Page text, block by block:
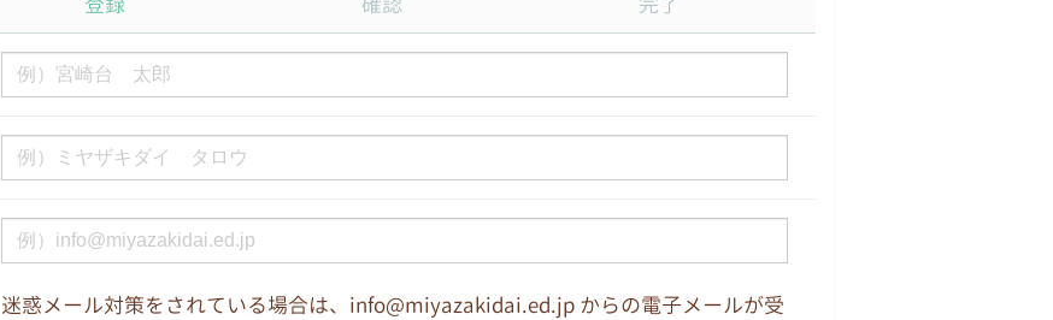
迷惑メール対策をされている場合は、info@miyazakidai.ed.jp からの電子メールが受